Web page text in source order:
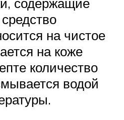
содержащие
на чистое
на коже
количество
водой